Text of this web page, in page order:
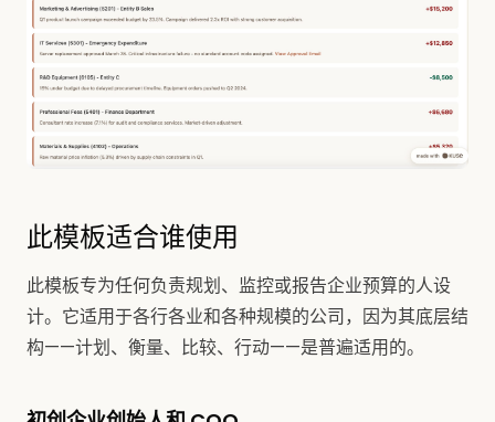
此模板适合谁使用
此模板专为任何负责规划、监控或报告企业预算的人设
计。它适用于各行各业和各种规模的公司，因为其底层结
构——计划、衡量、比较、行动——是普遍适用的。